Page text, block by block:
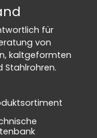
für
von
kaltgeformten
Stahlrohren.